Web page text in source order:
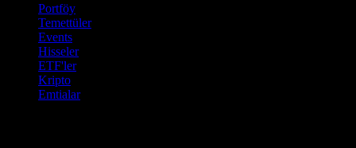
Portföy
Temettüler
Events
Hisseler
ETF'ler
Kripto
Emtialar